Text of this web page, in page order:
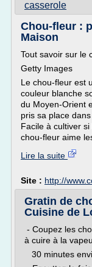
casserole
Chou-fleur :
Maison
Tout savoir sur le
Getty Images
Le chou-fleur est
couleur blanche
du Moyen-Orient
pris sa place
Facile à cultiver
chou-fleur aime
Lire la suite
Site : http://
Gratin de
Cuisine de
- Coupez les
à cuire à la
30 minutes